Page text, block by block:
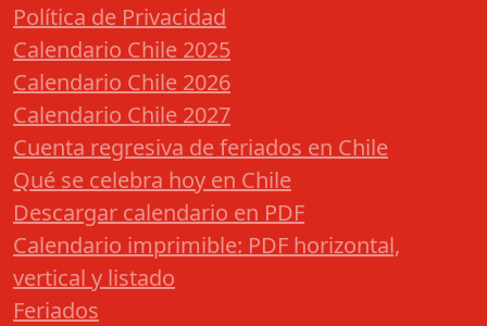
Política de Privacidad
Calendario Chile 2025
Calendario Chile 2026
Calendario Chile 2027
Cuenta regresiva de feriados en Chile
Qué se celebra hoy en Chile
Descargar calendario en PDF
Calendario imprimible: PDF horizontal,
vertical y listado
Feriados